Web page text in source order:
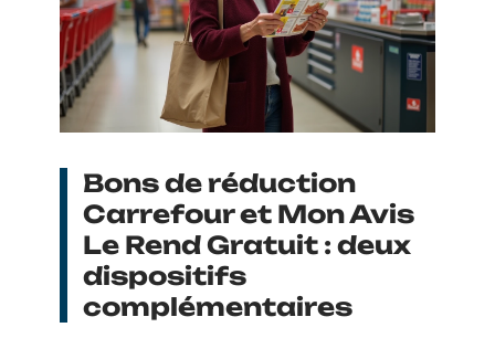
Bons de réduction
Carrefour et Mon Avis
Le Rend Gratuit : deux
dispositifs
complémentaires